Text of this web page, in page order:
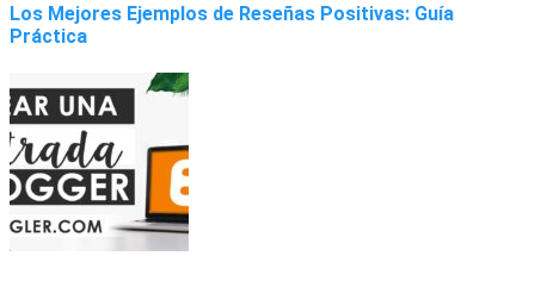
Los Mejores Ejemplos de Reseñas Positivas: Guía
Práctica